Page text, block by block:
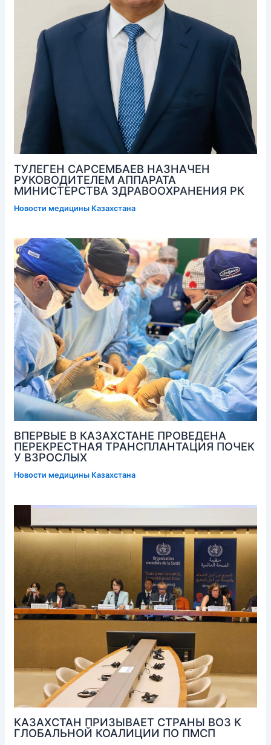
ТУЛЕГЕН САРСЕМБАЕВ НАЗНАЧЕН
РУКОВОДИТЕЛЕМ АППАРАТА
МИНИСТЕРСТВА ЗДРАВООХРАНЕНИЯ РК
Новости медицины Казахстана
ВПЕРВЫЕ В КАЗАХСТАНЕ ПРОВЕДЕНА
ПЕРЕКРЕСТНАЯ ТРАНСПЛАНТАЦИЯ ПОЧЕК
У ВЗРОСЛЫХ
Новости медицины Казахстана
КАЗАХСТАН ПРИЗЫВАЕТ СТРАНЫ ВОЗ К
ГЛОБАЛЬНОЙ КОАЛИЦИИ ПО ПМСП